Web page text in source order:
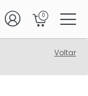
0
Voltar